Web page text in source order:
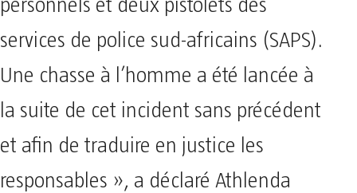
personnels et deux pistolets des
services de police sud-africains (SAPS).
Une chasse à l’homme a été lancée à
la suite de cet incident sans précédent
et afin de traduire en justice les
responsables », a déclaré Athlenda